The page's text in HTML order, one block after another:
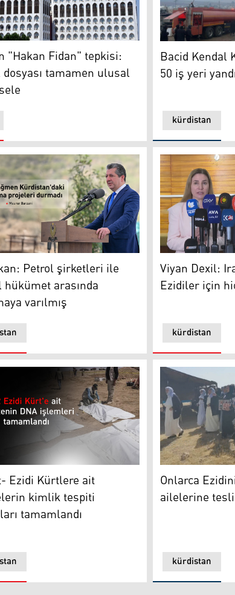
Fidan" tepkisi: Şengal dosyası tamamen
"Hakan Fidan" tepkisi:
tamamen ulusal
Bacid Kendal
kürdistan
Bacid Kendal
50 iş yeri
Petrol şirketleri ile federal hükümet arasında
Petrol şirketleri ile
arasında
varılmış
Viyan Dexil:
kürdistan
Viyan Dexil:
Ezidiler için
olmamalı
Kürtlere ait cenazelerin kimlik tespiti
Ezidi Kürtlere ait
kimlik tespiti
tamamlandı
Onlarca
kürdistan
Onlarca
ailelerine